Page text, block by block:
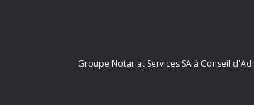
Groupe Notariat Services SA à Conseil